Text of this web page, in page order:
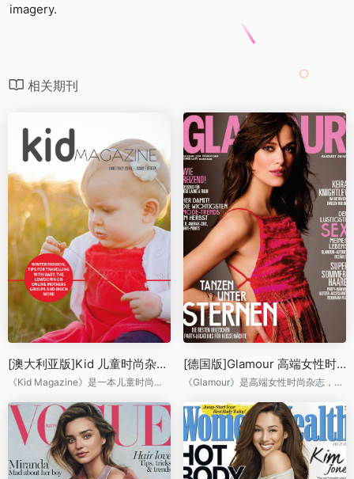
imagery.
相关期刊
[澳大利亚版]Kid 儿童时尚杂志 2014年6-7月刊N15
《Kid Magazine》是一本儿童时尚杂志。当我们长大了我们将会为你带来越来越多的独家提供和内容。别忘了分享这个发行物给你的家人、朋友、同事和任何时髦的妈妈(别忘记爸爸),我们不希望他们错过!美丽、时尚、健康、孩子,小兄弟,婴儿,母亲、父亲、父母、风格、趋势、奖品、名人。《Kid Magazine》是月刊时尚,潮流,健康和美容出版为妈妈出版的风格时尚杂志。
[德国版]Glamour 高端女性时尚杂志 2014年8月刊
《Glamour》是高端女性时尚杂志，以其独特的编辑理念与视角报道时装、美容、名流及跟女性生活息息相关的一切。